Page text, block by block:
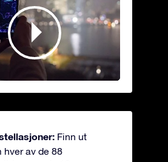
Finn ut
hver av de 88